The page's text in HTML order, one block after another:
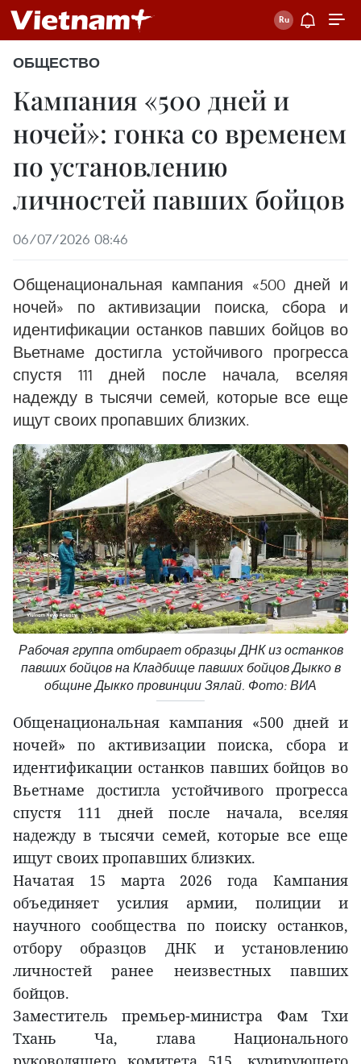
ОБЩЕСТВО
Кампания «500 дней и
ночей»: гонка со временем
по установлению
личностей павших бойцов
06/07/2026 08:46
Общенациональная кампания «500 дней и
ночей» по активизации поиска, сбора и
идентификации останков павших бойцов во
Вьетнаме достигла устойчивого прогресса
спустя 111 дней после начала, вселяя
надежду в тысячи семей, которые все еще
ищут своих пропавших близких.
Рабочая группа отбирает образцы ДНК из останков
павших бойцов на Кладбище павших бойцов Дыкко в
общине Дыкко провинции Зялай. Фото: ВИА
Общенациональная кампания «500 дней и
ночей» по активизации поиска, сбора и
идентификации останков павших бойцов во
Вьетнаме достигла устойчивого прогресса
спустя 111 дней после начала, вселяя
надежду в тысячи семей, которые все еще
ищут своих пропавших близких.
Начатая 15 марта 2026 года Кампания
объединяет усилия армии, полиции и
научного сообщества по поиску останков,
отбору образцов ДНК и установлению
личностей ранее неизвестных павших
бойцов.
Заместитель премьер-министра Фам Тхи
Тхань Ча, глава Национального